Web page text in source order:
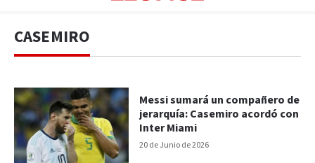
CASEMIRO
20 de Junio de 2026
Messi sumará un compañero de
jerarquía: Casemiro acordó con
Inter Miami